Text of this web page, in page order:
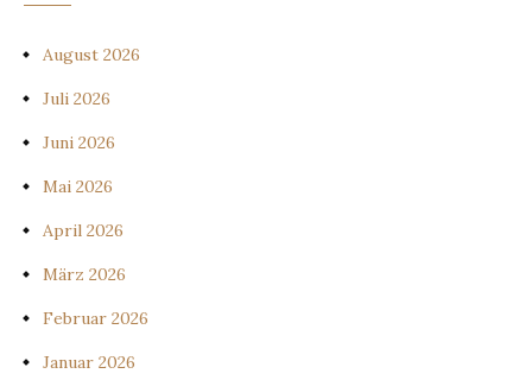
August 2026
Juli 2026
Juni 2026
Mai 2026
April 2026
März 2026
Februar 2026
Januar 2026